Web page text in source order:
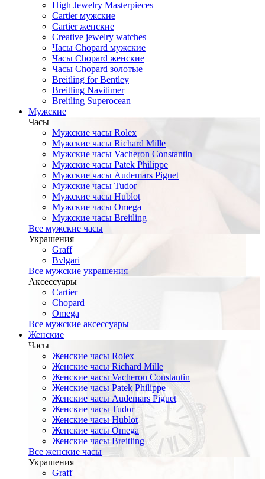
High Jewelry Masterpieces
Cartier мужские
Cartier женские
Creative jewelry watches
Часы Chopard мужские
Часы Сhopard женские
Часы Сhopard золотые
Breitling for Bentley
Breitling Navitimer
Breitling Superocean
Мужские
Часы
Мужские часы Rolex
Мужские часы Richard Mille
Мужские часы Vacheron Constantin
Мужские часы Patek Philippe
Мужские часы Audemars Piguet
Мужские часы Tudor
Мужские часы Hublot
Мужские часы Omega
Мужские часы Breitling
Все мужские часы
Украшения
Graff
Bvlgari
Все мужские украшения
Аксессуары
Cartier
Chopard
Omega
Все мужские аксессуары
Женские
Часы
Женские часы Rolex
Женские часы Richard Mille
Женские часы Vacheron Constantin
Женские часы Patek Philippe
Женские часы Audemars Piguet
Женские часы Tudor
Женские часы Hublot
Женские часы Omega
Женские часы Breitling
Все женские часы
Украшения
Graff